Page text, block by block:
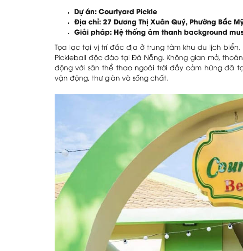
Dự án: Courtyard Pickle
Địa chỉ: 27 Dương Thị Xuân Quý, Phường Bắc
Giải pháp: Hệ thống âm thanh background
Tọa lạc tại vị trí đắc địa ở trung tâm khu du lịch
Pickleball độc đáo tại Đà Nẵng. Không gian mở,
động với sân thể thao ngoài trời đầy cảm hứng đã
vận động, thư giãn và sống chất.